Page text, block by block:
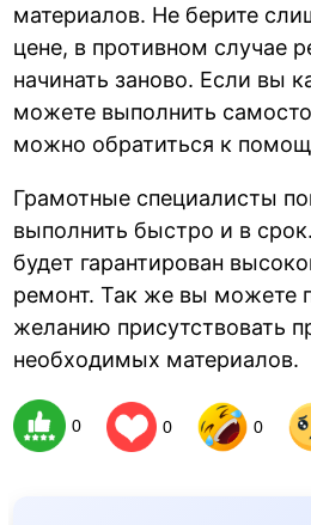
материалов. Не берите
цене, в противном случае
начинать заново. Если вы
можете выполнить
можно обратиться к
Грамотные специалисты
выполнить быстро и в
будет гарантирован
ремонт. Так же вы можете
желанию присутствовать
необходимых материалов.
0 0 0